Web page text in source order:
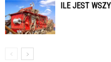
ILE JEST